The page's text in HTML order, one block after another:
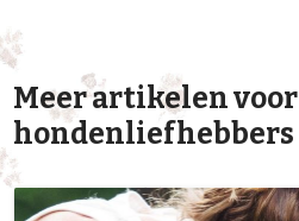
Meer artikelen voor
hondenliefhebbers